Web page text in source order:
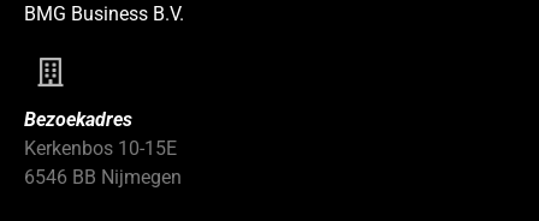
BMG Business B.V.
Bezoekadres
Kerkenbos 10-15E
6546 BB Nijmegen